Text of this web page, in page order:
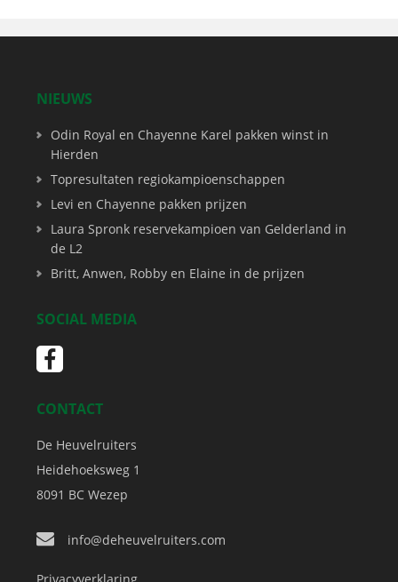
NIEUWS
Odin Royal en Chayenne Karel pakken winst in
Hierden
Topresultaten regiokampioenschappen
Levi en Chayenne pakken prijzen
Laura Spronk reservekampioen van Gelderland in
de L2
Britt, Anwen, Robby en Elaine in de prijzen
SOCIAL MEDIA
CONTACT
De Heuvelruiters
Heidehoeksweg 1
8091 BC Wezep
info@deheuvelruiters.com